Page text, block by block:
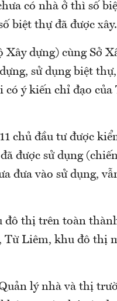
có nhà ở thì số
biệt thự đã được xây.
dựng) cùng Sở
sử dụng biệt
ý kiến chỉ đạo của
chủ đầu tư được
được sử dụng
đưa vào sử dụng,
đô thị trên toàn
Liêm, khu đô thị
lý nhà và thị